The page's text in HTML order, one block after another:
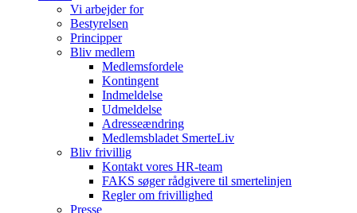
Vi arbejder for
Bestyrelsen
Principper
Bliv medlem
Medlemsfordele
Kontingent
Indmeldelse
Udmeldelse
Adresseændring
Medlemsbladet SmerteLiv
Bliv frivillig
Kontakt vores HR-team
FAKS søger rådgivere til smertelinjen
Regler om frivillighed
Presse